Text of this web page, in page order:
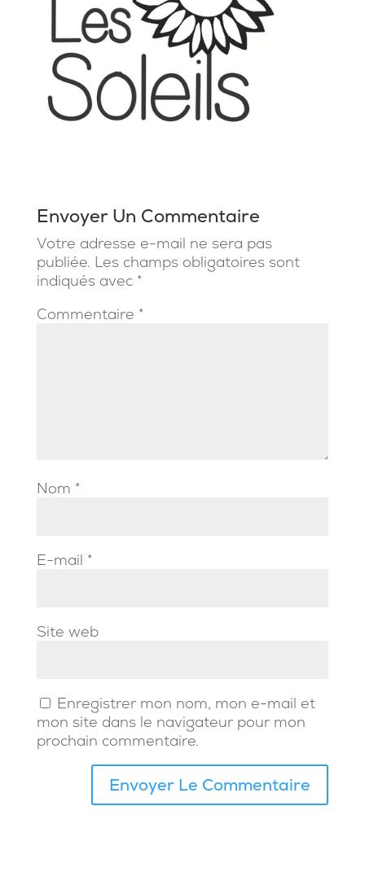
Envoyer Un Commentaire
Votre adresse e-mail ne sera pas
publiée. Les champs obligatoires sont
indiqués avec *
Commentaire *
Nom *
E-mail *
Site web
Enregistrer mon nom, mon e-mail et
mon site dans le navigateur pour mon
prochain commentaire.